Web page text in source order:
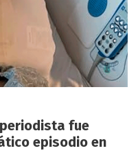
fue
episodio en